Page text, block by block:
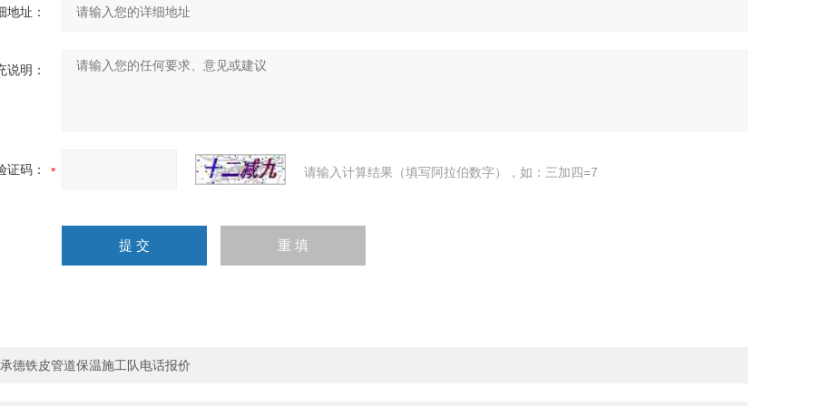
地址：
说明：
证码： 请输入计算结果（填写阿拉伯数字），如：三加四=7
承德铁皮管道保温施工队电话报价